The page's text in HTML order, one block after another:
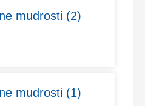
mudrosti (2)
mudrosti (1)